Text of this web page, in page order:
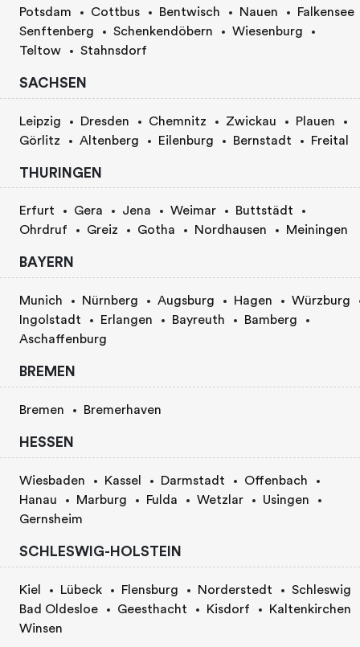
Potsdam Cottbus Bentwisch Nauen
Falkensee
Senftenberg
Schenkendöbern
Wiesenburg
Teltow
Stahnsdorf
SACHSEN
Leipzig Dresden Chemnitz Zwickau
Plauen
Görlitz
Altenberg Eilenburg Bernstadt Freital
THURINGEN
Erfurt Gera Jena Weimar
Buttstädt
Ohrdruf
Greiz Gotha Nordhausen Meiningen
BAYERN
Munich Nürnberg Augsburg Hagen
Würzburg
Ingolstadt
Erlangen Bayreuth
Bamberg
Aschaffenburg
BREMEN
Bremen Bremerhaven
HESSEN
Wiesbaden Kassel Darmstadt
Offenbach
Hanau
Marburg Fulda Wetzlar
Usingen
Gernsheim
SCHLESWIG-HOLSTEIN
Kiel Lübeck Flensburg Norderstedt
Schleswig
Bad Oldesloe
Geesthacht Kisdorf
Kaltenkirchen
Winsen